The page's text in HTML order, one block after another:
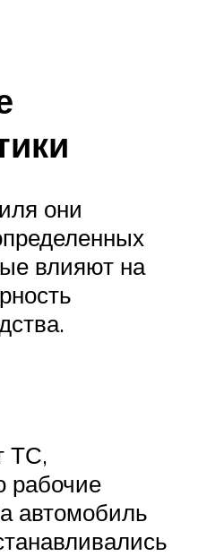
они
влияют на
ТС,
рабочие
автомобиль